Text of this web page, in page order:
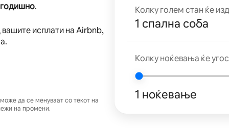
.
исплати на Airbnb,
да се менуваат со текот на
на промени.
Колку голем стан ќе
1 спална соба
Колку ноќевања ќе
1 ноќевање